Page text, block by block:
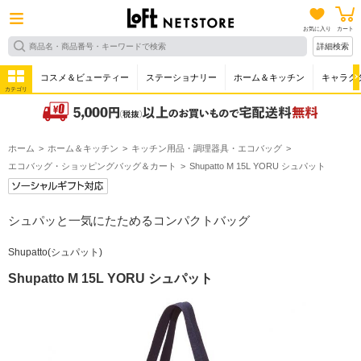
お気に入り カート
詳細検索
カテゴリ
コスメ＆ビューティー ステーショナリー ホーム＆キッチン キャラク
ホーム ホーム＆キッチン
キッチン用品・調理器具・エコバッグ
エコバッグ・ショッピングバッグ＆カート
Shupatto M 15L YORU シュパット
シュパッと一気にたためるコンパクトバッグ
Shupatto(シュパット)
Shupatto M 15L YORU シュパット